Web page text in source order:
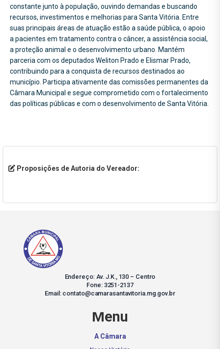
constante junto à população, ouvindo demandas e buscando
recursos, investimentos e melhorias para Santa Vitória. Entre
suas principais áreas de atuação estão a saúde pública, o apoio
a pacientes em tratamento contra o câncer, a assistência social,
a proteção animal e o desenvolvimento urbano. Mantém
parceria com os deputados Weliton Prado e Elismar Prado,
contribuindo para a conquista de recursos destinados ao
município. Participa ativamente das comissões permanentes da
Câmara Municipal e segue comprometido com o fortalecimento
das políticas públicas e com o desenvolvimento de Santa Vitória.
Proposições de Autoria do Vereador:
Endereço: Av. J.K., 130 – Centro
Fone: 3251-2137
Email: contato@camarasantavitoria.mg.gov.br
Menu
A Câmara